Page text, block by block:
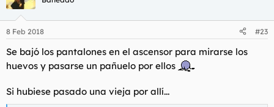
8 Feb 2018 #23
Se bajó los pantalones en el ascensor para mirarse los
huevos y pasarse un pañuelo por ellos
Si hubiese pasado una vieja por allí...